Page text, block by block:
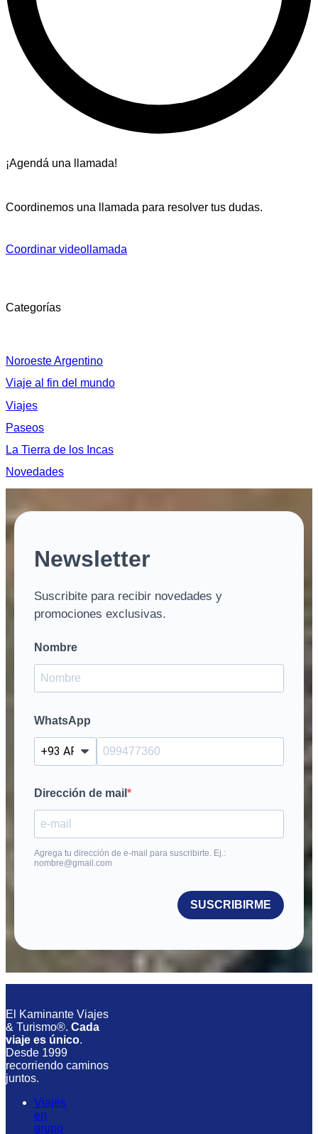
¡Agendá una llamada!
Coordinemos una llamada para resolver tus dudas.
Coordinar videollamada
Categorías
Noroeste Argentino
Viaje al fin del mundo
Viajes
Paseos
La Tierra de los Incas
Novedades
Newsletter
Suscribite para recibir novedades y
promociones exclusivas.
Nombre
WhatsApp
Dirección de mail
Agrega tu dirección de e-mail para suscribirte. Ej.:
nombre@gmail.com
SUSCRIBIRME
El Kaminante Viajes
& Turismo®. Cada
viaje es único.
Desde 1999
recorriendo caminos
juntos.
Viajes
en
grupo